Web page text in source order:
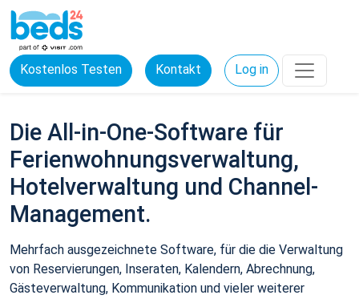
Kostenlos Testen Kontakt Log in
Die All-in-One-Software für
Ferienwohnungsverwaltung,
Hotelverwaltung und Channel-
Management.
Mehrfach ausgezeichnete Software, für die die Verwaltung
von Reservierungen, Inseraten, Kalendern, Abrechnung,
Gästeverwaltung, Kommunikation und vieler weiterer